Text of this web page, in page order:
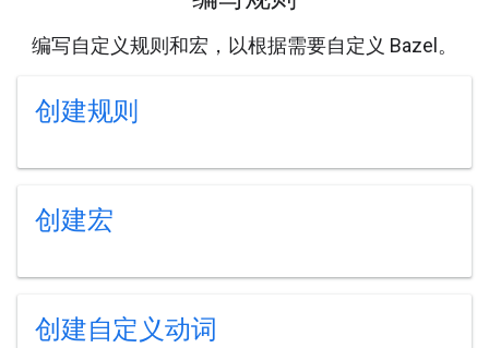
编写自定义规则和宏，以根据需要自定义 Bazel。
创建规则
创建宏
创建自定义动词